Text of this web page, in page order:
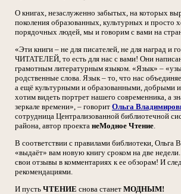
О книгах, незаслуженно забытых, на которых
поколения образованных, культурных и просто
порядочных людей, мы и говорим с вами на
«Эти книги – не для писателей, не для наград и
ЧИТАТЕЛЕЙ, то есть для нас с вами! Они
грамотным литературным языком. «Язык» –
родственные слова. Язык – то, что нас
а ещё культурными и образованными,
хотим видеть портрет нашего современника, а
зеркале времени», – говорит Ольга
сотрудница Централизованной библиотечной
района, автор проекта неМодное Чтение.
В соответствии с правилами библиотеки, Ольга
«выдаёт» вам новую книгу сроком на две
свои отзывы в комментариях к ее обзорам! И
рекомендациями.
И пусть ЧТЕНИЕ снова станет МОДНЫМ!